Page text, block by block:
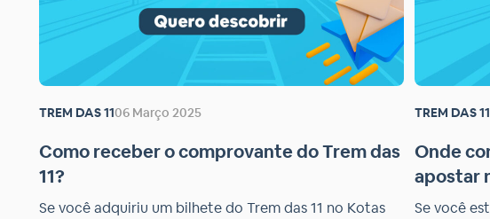
TREM DAS 1106 Março 2025
Como receber o comprovante do Trem das
11?
Se você adquiriu um bilhete do Trem das 11 no Kotas
TREM DAS 11
Onde
apostar
Se você